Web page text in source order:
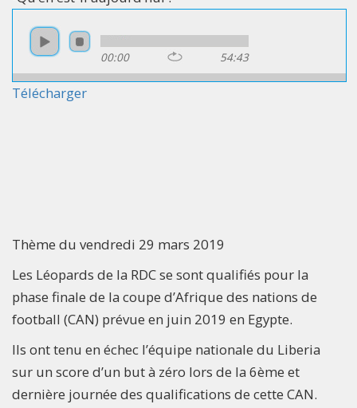
00:00 54:43
Télécharger
Thème du vendredi 29 mars 2019
Les Léopards de la RDC se sont qualifiés pour la
phase finale de la coupe d’Afrique des nations de
football (CAN) prévue en juin 2019 en Egypte.
Ils ont tenu en échec l’équipe nationale du Liberia
sur un score d’un but à zéro lors de la 6ème et
dernière journée des qualifications de cette CAN.